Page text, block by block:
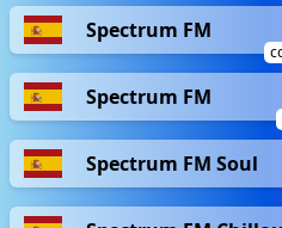
Spectrum FM
Spectrum FM
Spectrum FM Soul